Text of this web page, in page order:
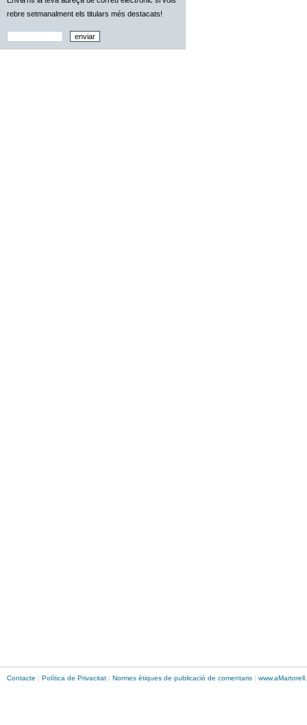
rebre setmanalment els titulars més destacats!
Contacte | Política de Privacitat | Normes ètiques de publicació de comentaris | www.aMartorell